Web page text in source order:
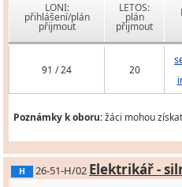
LONI:
přihlášení/plán
přijmout
LETOS:
plán
přijmout
91 / 24 20
Poznámky k oboru:žáci mohou
H 26-51-H/02 Elektrikář -